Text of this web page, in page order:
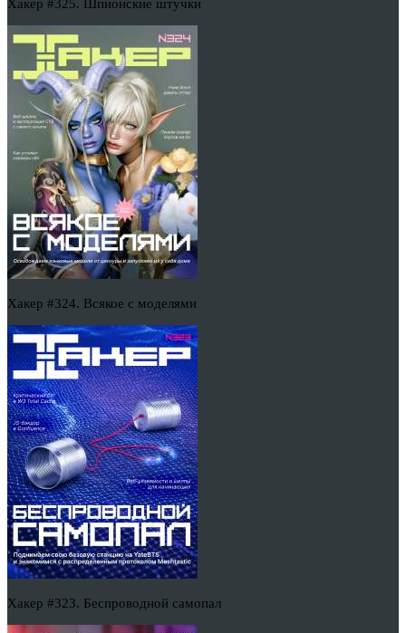
Хакер #325. Шпионские штучки
Хакер #324. Всякое с моделями
Хакер #323. Беспроводной самопал